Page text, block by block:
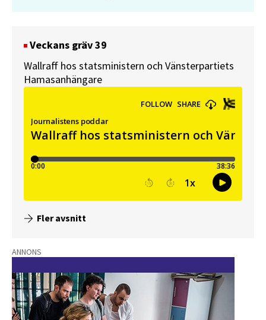
Veckans gräv 39
Wallraff hos statsministern och Vänsterpartiets
Hamasanhängare
Fler avsnitt
ANNONS